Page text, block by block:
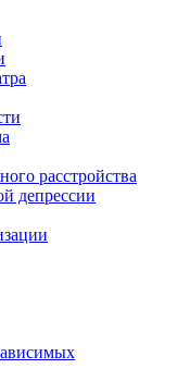
расстройства
депрессии